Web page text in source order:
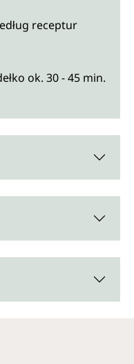
receptur
ok. 30 - 45 min.